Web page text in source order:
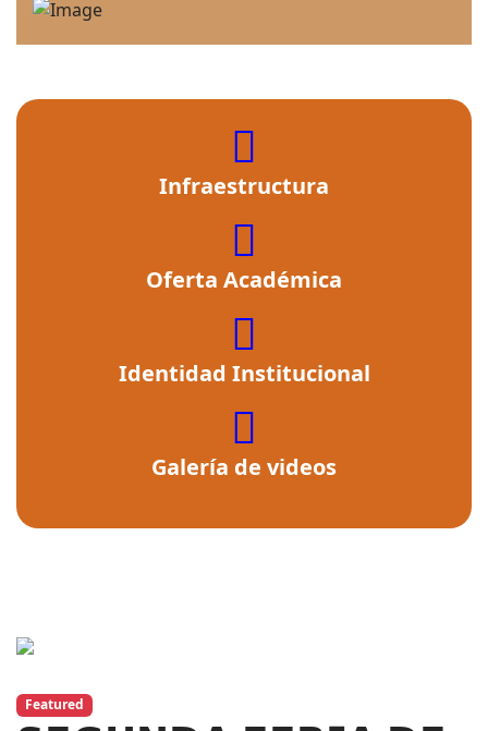
building
Infraestructura
cross
Oferta Académica
user-
Identidad Institucional
video
Galería de videos
Featured